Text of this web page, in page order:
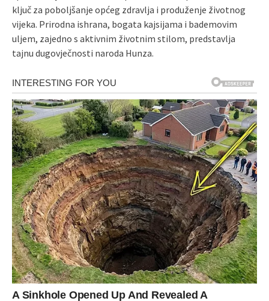
ključ za poboljšanje općeg zdravlja i produženje životnog
vijeka. Prirodna ishrana, bogata kajsijama i bademovim
uljem, zajedno s aktivnim životnim stilom, predstavlja
tajnu dugovječnosti naroda Hunza.